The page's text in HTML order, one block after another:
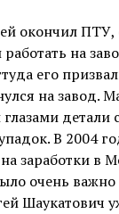
окончил ПТУ,
на
его
на завод.
детали
В 2004
заработки в
очень
Шаукатович